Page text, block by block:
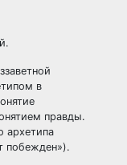
в
правды.
архетипа
побежден»).